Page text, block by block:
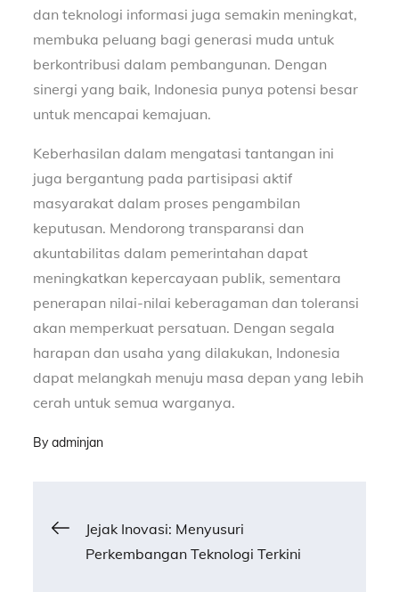
dan teknologi informasi juga semakin meningkat,
membuka peluang bagi generasi muda untuk
berkontribusi dalam pembangunan. Dengan
sinergi yang baik, Indonesia punya potensi besar
untuk mencapai kemajuan.
Keberhasilan dalam mengatasi tantangan ini
juga bergantung pada partisipasi aktif
masyarakat dalam proses pengambilan
keputusan. Mendorong transparansi dan
akuntabilitas dalam pemerintahan dapat
meningkatkan kepercayaan publik, sementara
penerapan nilai-nilai keberagaman dan toleransi
akan memperkuat persatuan. Dengan segala
harapan dan usaha yang dilakukan, Indonesia
dapat melangkah menuju masa depan yang lebih
cerah untuk semua warganya.
Byadminjan
Post
Jejak Inovasi: Menyusuri
Perkembangan Teknologi Terkini